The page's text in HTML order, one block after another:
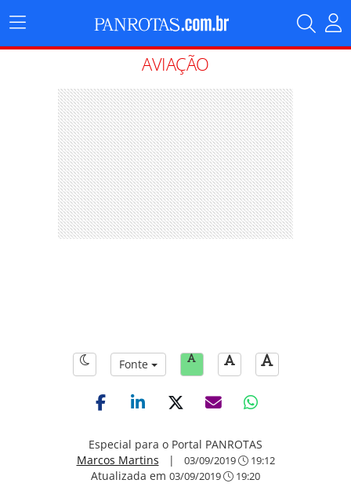
Menu
Principal
AVIAÇÃO
Fonte
Especial para o Portal PANROTAS
Marcos Martins | 03/09/2019 19:12
Atualizada em 03/09/2019 19:20